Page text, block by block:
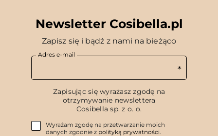
Newsletter Cosibella.pl
Zapisz się i bądź z nami na bieżąco
Adres e-mail
Zapisując się wyrażasz zgodę na
otrzymywanie newslettera
Cosibella sp. z o. o.
Wyrażam zgodę na przetwarzanie moich
danych zgodnie z polityką prywatności.